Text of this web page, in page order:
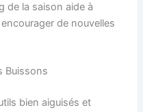
de la saison aide à
de nouvelles
Buissons
bien aiguisés et